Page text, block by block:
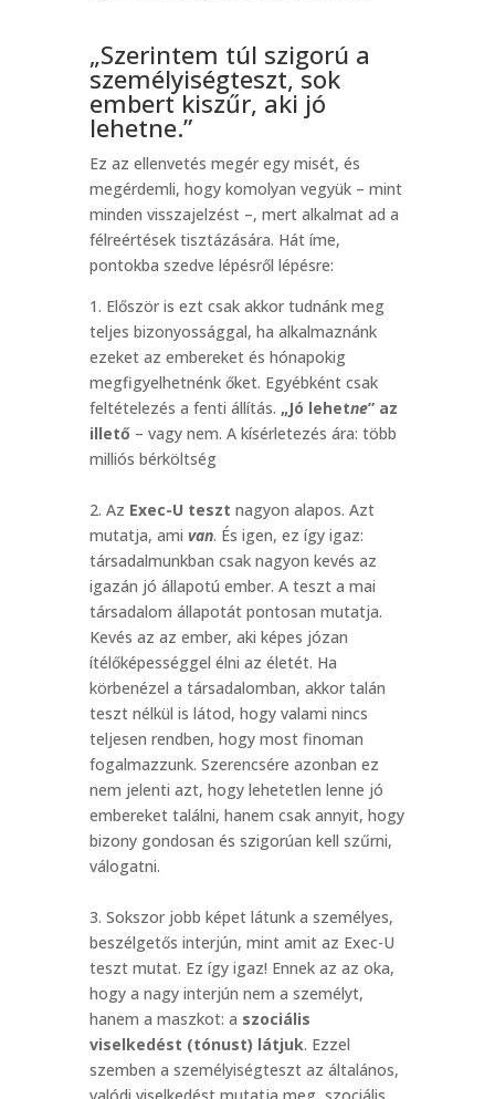
„Szerintem túl szigorú a
személyiségteszt, sok
embert kiszűr, aki jó
lehetne.”
Ez az ellenvetés megér egy misét, és
megérdemli, hogy komolyan vegyük – mint
minden visszajelzést –, mert alkalmat ad a
félreértések tisztázására. Hát íme,
pontokba szedve lépésről lépésre:
1. Először is ezt csak akkor tudnánk meg
teljes bizonyossággal, ha alkalmaznánk
ezeket az embereket és hónapokig
megfigyelhetnénk őket. Egyébként csak
feltételezés a fenti állítás. „Jó lehetne” az
illető– vagy nem. A kísérletezés ára: több
milliós bérköltség
2. Az Exec-U teszt nagyon alapos. Azt
mutatja, ami van. És igen, ez így igaz:
társadalmunkban csak nagyon kevés az
igazán jó állapotú ember. A teszt a mai
társadalom állapotát pontosan mutatja.
Kevés az az ember, aki képes józan
ítélőképességgel élni az életét. Ha
körbenézel a társadalomban, akkor talán
teszt nélkül is látod, hogy valami nincs
teljesen rendben, hogy most finoman
fogalmazzunk. Szerencsére azonban ez
nem jelenti azt, hogy lehetetlen lenne jó
embereket találni, hanem csak annyit, hogy
bizony gondosan és szigorúan kell szűrni,
válogatni.
3. Sokszor jobb képet látunk a személyes,
beszélgetős interjún, mint amit az Exec-U
teszt mutat. Ez így igaz! Ennek az az oka,
hogy a nagy interjún nem a személyt,
hanem a maszkot: a szociális
viselkedést (tónust) látjuk. Ezzel
szemben a személyiségteszt az általános,